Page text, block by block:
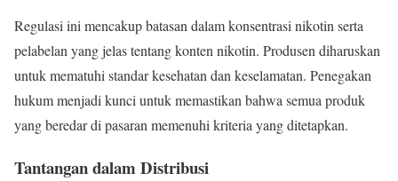
Regulasi ini mencakup batasan dalam konsentrasi nikotin serta
pelabelan yang jelas tentang konten nikotin. Produsen diharuskan
untuk mematuhi standar kesehatan dan keselamatan. Penegakan
hukum menjadi kunci untuk memastikan bahwa semua produk
yang beredar di pasaran memenuhi kriteria yang ditetapkan.
Tantangan dalam Distribusi